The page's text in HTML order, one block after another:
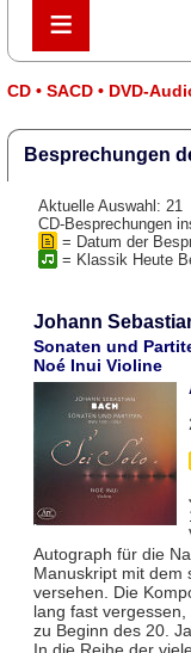
≡
≡
CD • SACD • DVD-
Besprechungen
Aktuelle Auswahl: 21
CD-Besprechungen
= Datum der
= Klassik Heute
Johann
Sonaten und
Noé Inui Violine
Autograph für die
Manuskript mit dem
versehen. Die
lang fast
zu Beginn des 20.